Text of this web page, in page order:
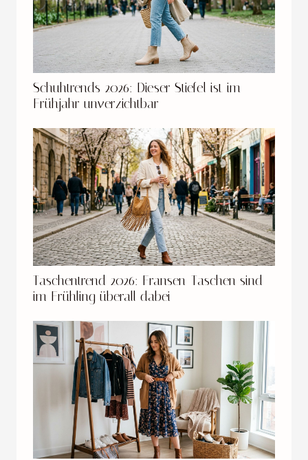
Schuhtrends 2026: Dieser Stiefel ist im
Frühjahr unverzichtbar
Taschentrend 2026: Fransen-Taschen sind
im Frühling überall dabei